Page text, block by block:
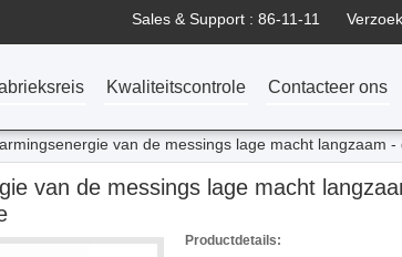
Sales & Support : 86-11-11
Kwaliteitscontrole Contacteer ons
van de messings lage macht langzaam -
van de messings lage macht
Productdetails: